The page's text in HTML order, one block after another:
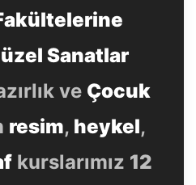
Sanatlar
ve Çocuk
resim, heykel,
kurslarımız 12